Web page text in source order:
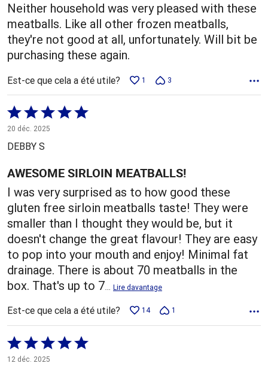
Neither household was very pleased with these
meatballs. Like all other frozen meatballs,
they're not good at all, unfortunately. Will bit be
purchasing these again.
Est-ce que cela a été utile? 1 3
Coté
5 sur
5
20 déc. 2025
DEBBY S
AWESOME SIRLOIN MEATBALLS!
I was very surprised as to how good these
gluten free sirloin meatballs taste! They were
smaller than I thought they would be, but it
doesn't change the great flavour! They are easy
to pop into your mouth and enjoy! Minimal fat
drainage. There is about 70 meatballs in the
box. That's up to 7… Lire davantage
Est-ce que cela a été utile? 14 1
Coté
5 sur
12 déc. 2025